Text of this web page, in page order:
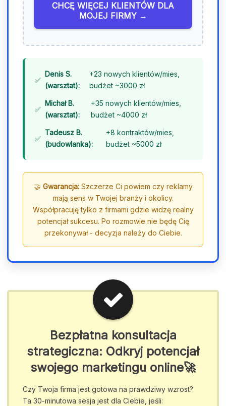
CHCĘ WIĘCEJ KLIENTÓW DLA
MOJEJ FIRMY →
Denis S.
(warsztat):
+23 nowych klientów/mies,
budżet ~3000 zł
Michał B.
(warsztat):
+35 nowych klientów/mies,
budżet ~4000 zł
Tadeusz B.
(budowlanka):
+8 kontraktów/mies,
budżet ~5000 zł
🤝 Gwarancja:Szczerze Ci powiem czy reklamy
mają sens w Twojej branży i okolicy.
Współpracuję tylko z firmami gdzie widzę realny
potencjał sukcesu. Po rozmowie nie będę Cię
przekonywał - decyzja należy do Ciebie.
Bezpłatna konsultacja
strategiczna: Odkryj potencjał
swojego marketingu online🚀
Czy Twoja firma jest gotowa na prawdziwy wzrost?
Ta 30-minutowa sesja jest dla Ciebie, jeśli: